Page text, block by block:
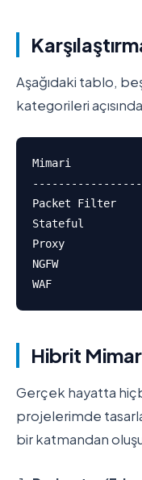
Aşağıdaki tablo,
kategorileri
Mimari
Packet Filter
Stateful
Proxy
NGFW
Hibrit
Gerçek hayatta
projelerimde
bir katmandan